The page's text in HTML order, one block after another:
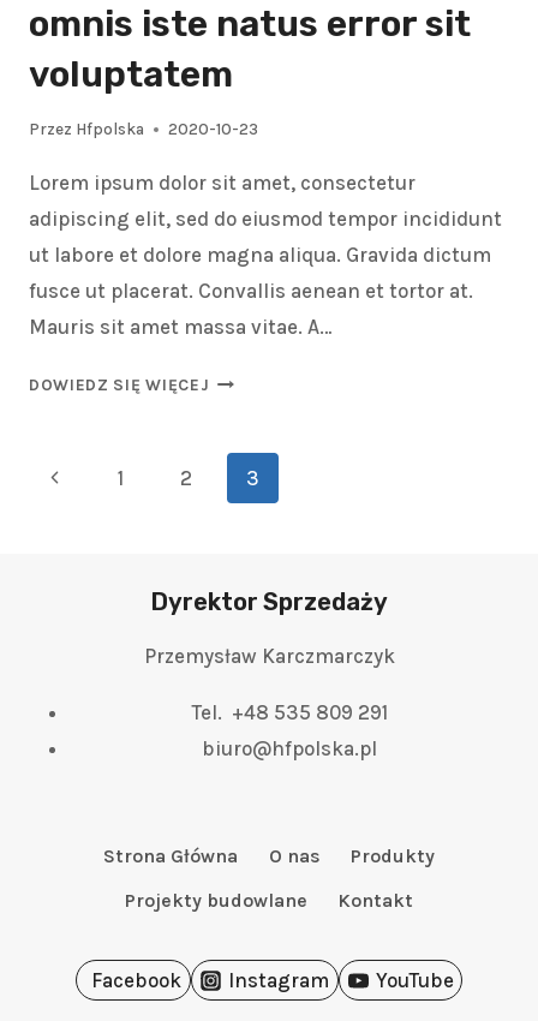
omnis iste natus error sit
voluptatem
Przez Hfpolska 2020-10-23
Lorem ipsum dolor sit amet, consectetur
adipiscing elit, sed do eiusmod tempor incididunt
ut labore et dolore magna aliqua. Gravida dictum
fusce ut placerat. Convallis aenean et tortor at.
Mauris sit amet massa vitae. A…
DOWIEDZ SIĘ WIĘCEJ
1 2 3
Dyrektor Sprzedaży
Przemysław Karczmarczyk
Tel. +48 535 809 291
biuro@hfpolska.pl
Strona Główna O nas
Produkty
Projekty budowlane
Kontakt
Facebook Instagram YouTube